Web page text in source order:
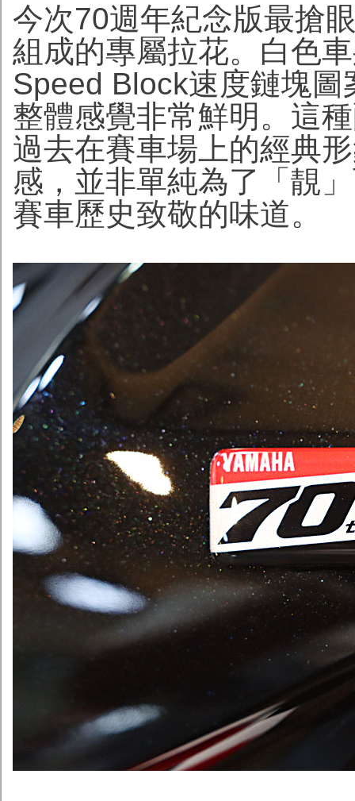
今次70週年紀念版最搶
組成的專屬拉花。白色
Speed Block速度鏈塊
整體感覺非常鮮明。這
過去在賽車場上的經典
感，並非單純為了「靚
賽車歷史致敬的味道。